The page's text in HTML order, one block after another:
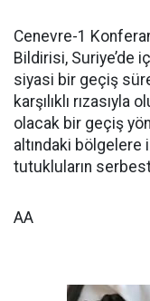
Cenevre-1
Bildirisi, Suriye’de
siyasi bir geçiş
karşılıklı
olacak bir geçiş
altındaki bölgelere
tutukluların serbest
AA